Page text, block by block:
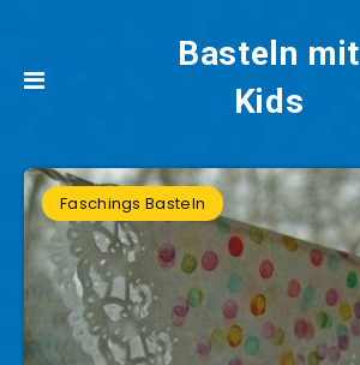
Basteln mit
Kids
Faschings Basteln